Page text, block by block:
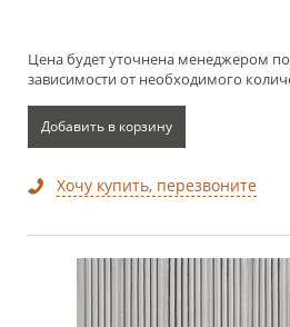
Цена будет уточнена менеджером
зависимости от необходимого
Добавить в корзину
Хочу купить, перезвоните